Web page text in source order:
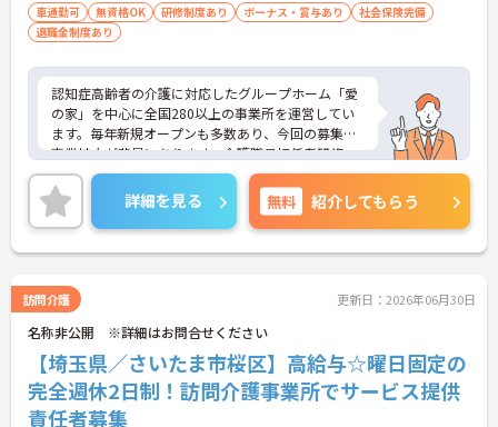
車通勤可 無資格OK 研修制度あり ボーナス・賞与あり
社会保険完備
退職金制度あり
認知症高齢者の介護に対応したグループホーム「愛
の家」を中心に全国280以上の事業所を運営してい
ます。毎年新規オープンも多数あり、今回の募集は
事業拡大が背景にあります。介護職員初任者研修、
介護支援専門員、タクティールケアなどの資格取得
のサポートあり！現場を最大限サポートするため
に、教育・研修・採用を専門とする部署や、コンプ
ライアンスを推進する部署があり、グループ企業を
含めた柔軟かつ強固なバックアップがあります。ご
細をお話しいたしますのでお気軽にご相談くださ
い。
詳細を見る 無料 紹介してもらう
訪問介護 更新日：2026年06月30日
名称非公開 ※詳細はお問合せください
【埼玉県／さいたま市桜区】高給与☆曜日固定の
完全週休2日制！訪問介護事業所でサービス提供
責任者募集